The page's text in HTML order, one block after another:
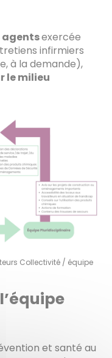
agentsexercée
infirmiers
à la demande),
le milieu
Collectivité / équipe
et santé au